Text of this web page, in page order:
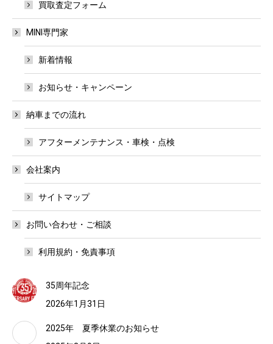
買取査定フォーム
MINI専門家
新着情報
お知らせ・キャンペーン
納車までの流れ
アフターメンテナンス・車検・点検
会社案内
サイトマップ
お問い合わせ・ご相談
利用規約・免責事項
35周年記念
2026年1月31日
2025年 夏季休業のお知らせ